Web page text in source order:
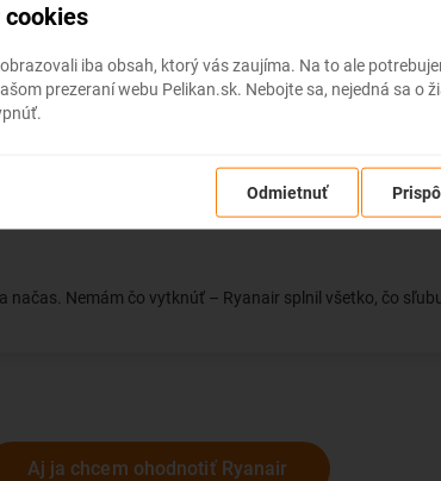
za všetko. Na krátku cestu OK, ale žiadny komfort.
načas. Nemám čo vytknúť – Ryanair splnil všetko, čo
Aj ja chcem ohodnotiť Ryanair
cookies
iba obsah, ktorý vás zaujíma. Na to ale
prezeraní webu Pelikan.sk. Nebojte sa, nejedná sa o
Odmietnuť